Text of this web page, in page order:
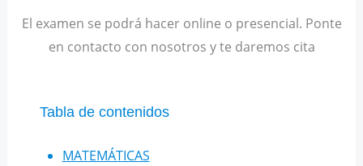
El examen se podrá hacer online o presencial. Ponte
en contacto con nosotros y te daremos cita
Tabla de contenidos
MATEMÁTICAS